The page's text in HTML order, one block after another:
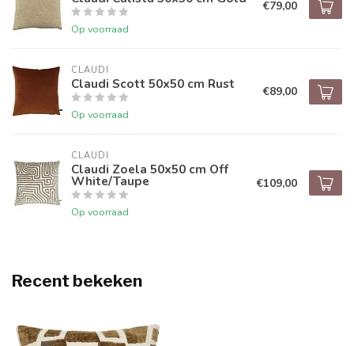
Op voorraad
€79,00
CLAUDI
Claudi Scott 50x50 cm Rust
Op voorraad
€89,00
CLAUDI
Claudi Zoela 50x50 cm Off
White/Taupe
Op voorraad
€109,00
Recent bekeken